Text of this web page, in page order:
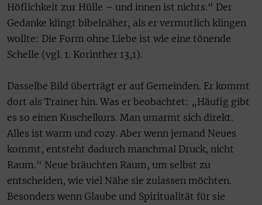
Höflichkeit zur Hülle – und innen ist nichts.“ Der
Gedanke klingt bibelnäher, als er vermutlich klingen
wollte: Die Form ohne Liebe ist wie eine tönende
Schelle (vgl. 1. Korinther 13,1).
Dasselbe Bild überträgt er auf Gemeinden. Er kommt
dort als Trainer hin. Was er beobachtet: „Häufig gibt
es so einen Kuschelkurs. Man umarmt sich direkt.
Alles ist warm und cozy. Aber wenn jemand Neues
kommt, entsteht dadurch manchmal Druck, nicht
Raum.“ Neue bräuchten Raum, um selbst zu
entscheiden, wie viel Nähe sie zulassen möchten.
Besonders wenn Glaube und Spiritualität für sie